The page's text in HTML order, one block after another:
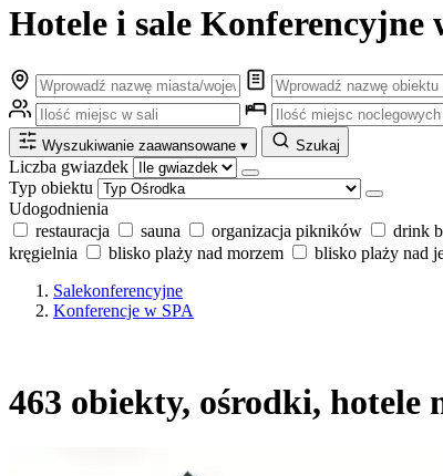
Hotele i sale Konferencyjne
Wyszukiwanie zaawansowane ▾ Szukaj
Liczba gwiazdek
Typ obiektu
Udogodnienia
restauracja
sauna organizacja pikników drink
kręgielnia
blisko plaży nad morzem
blisko plaży nad
Salekonferencyjne
Konferencje w SPA
463 obiekty, ośrodki, hotele